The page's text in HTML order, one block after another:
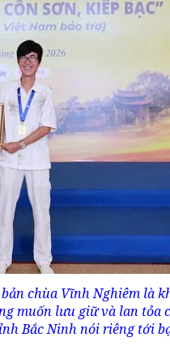
bản chùa Vĩnh Nghiêm
muốn lưu giữ và lan tỏa
Bắc Ninh nói riêng tới